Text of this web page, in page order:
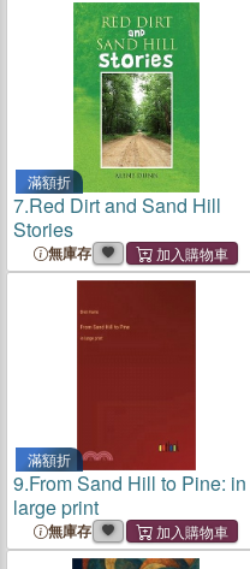
滿額折
7.Red Dirt and Sand Hill
Stories
無庫存
滿額折
9.From Sand Hill to Pine: in
large print
無庫存